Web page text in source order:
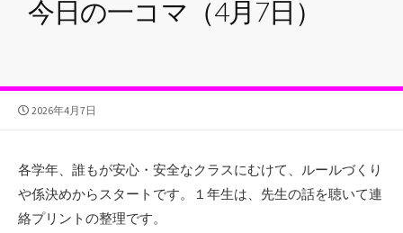
今日の一コマ（4月7日）
公
2026年4月7日
各学年、誰もが安心・安全なクラスにむけて、ルールづくり
や係決めからスタートです。１年生は、先生の話を聴いて連
絡プリントの整理です。